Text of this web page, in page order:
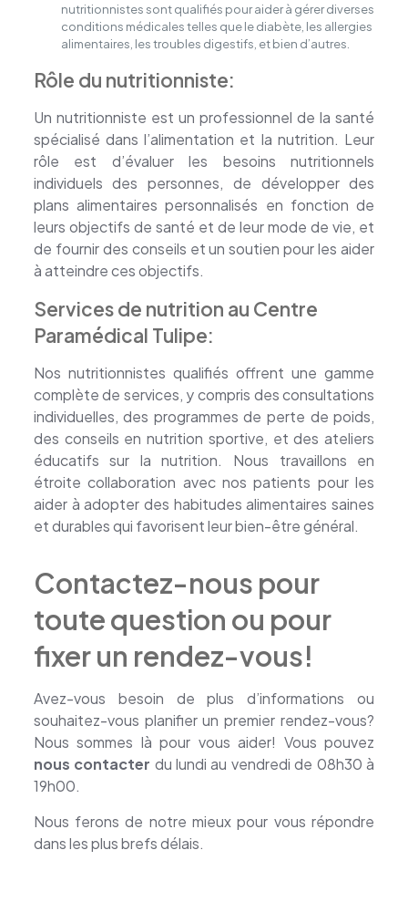
nutritionnistes sont qualifiés pour aider à gérer diverses
conditions médicales telles que le diabète, les allergies
alimentaires, les troubles digestifs, et bien d’autres.
Rôle du nutritionniste:
Un nutritionniste est un professionnel de la santé
spécialisé dans l’alimentation et la nutrition. Leur
rôle est d’évaluer les besoins nutritionnels
individuels des personnes, de développer des
plans alimentaires personnalisés en fonction de
leurs objectifs de santé et de leur mode de vie, et
de fournir des conseils et un soutien pour les aider
à atteindre ces objectifs.
Services de nutrition au Centre
Paramédical Tulipe:
Nos nutritionnistes qualifiés offrent une gamme
complète de services, y compris des consultations
individuelles, des programmes de perte de poids,
des conseils en nutrition sportive, et des ateliers
éducatifs sur la nutrition. Nous travaillons en
étroite collaboration avec nos patients pour les
aider à adopter des habitudes alimentaires saines
et durables qui favorisent leur bien-être général.
Contactez-nous pour
toute question ou pour
fixer un rendez-vous!
Avez-vous besoin de plus d’informations ou
souhaitez-vous planifier un premier rendez-vous?
Nous sommes là pour vous aider! Vous pouvez
nous contacter du lundi au vendredi de 08h30 à
19h00.
Nous ferons de notre mieux pour vous répondre
dans les plus brefs délais.